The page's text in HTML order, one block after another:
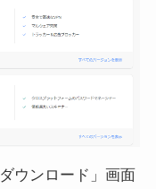
ウンロード」画面